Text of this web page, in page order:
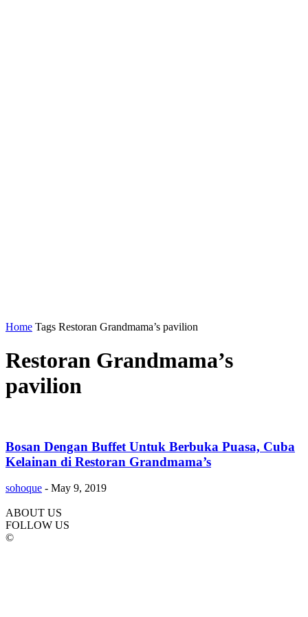
Home Tags Restoran Grandmama’s pavilion
Restoran Grandmama’s
pavilion
Bosan Dengan Buffet Untuk Berbuka Puasa, Cuba
Kelainan di Restoran Grandmama’s
sohoque - May 9, 2019
ABOUT US
FOLLOW US
©